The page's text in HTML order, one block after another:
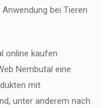
bei Tieren
online kaufen
Nembutal eine
mit
unter anderem nach